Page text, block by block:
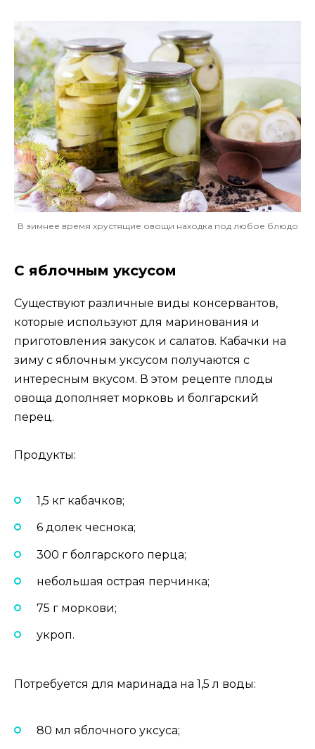
В зимнее время хрустящие овощи находка под любое блюдо
С яблочным уксусом
Существуют различные виды консервантов,
которые используют для маринования и
приготовления закусок и салатов. Кабачки на
зиму с яблочным уксусом получаются с
интересным вкусом. В этом рецепте плоды
овоща дополняет морковь и болгарский
перец.
Продукты:
1,5 кг кабачков;
6 долек чеснока;
300 г болгарского перца;
небольшая острая перчинка;
75 г моркови;
укроп.
Потребуется для маринада на 1,5 л воды:
80 мл яблочного уксуса;